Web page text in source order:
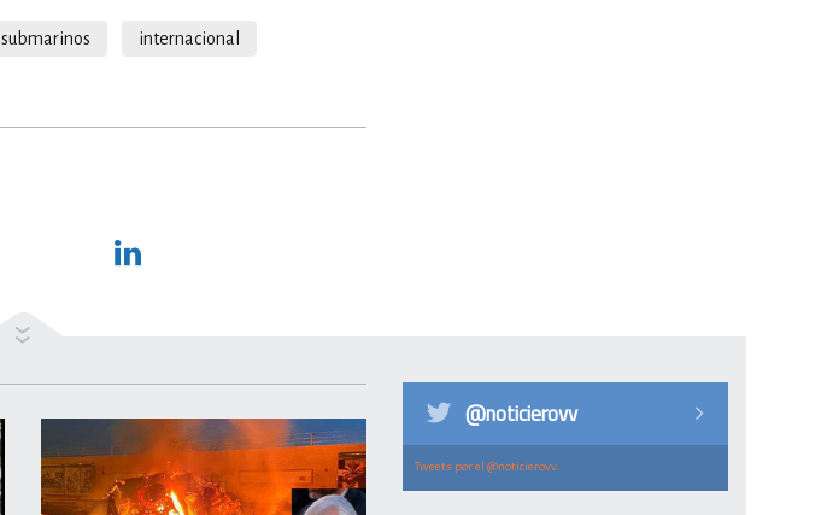
submarinos internacional
@noticierovv
Tweets por el @noticierovv.